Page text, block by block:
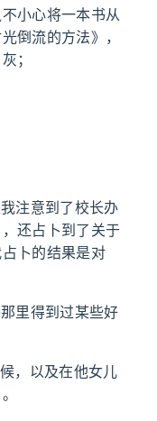
小心将一本书从
倒流的方法》，
；
注意到了校长办
还占卜到了关于
卜的结果是对
里得到过某些好
，以及在他女儿